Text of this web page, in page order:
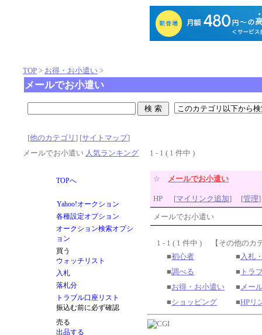
TOP > お得・お小遣い >
メールでお小遣い
[他のカテゴリ] [サイトマップ]
メールでお小遣い 人気ランキング 1 - 1 ( 1 件中 )
☆ メールでお小遣い
HP [マイリンク追加] [管理]
メールでお小遣い
1 - 1 ( 1 件中 )
【その他のカ
■初心者 ■ 入札
■調べる ■ トラ
■お得・お小遣い ■ メー
■ショッピング ■HPリ